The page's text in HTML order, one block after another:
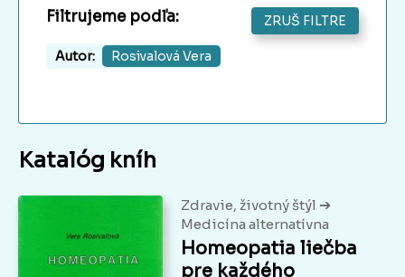
Filtrujeme podľa: ZRUŠ FILTRE
Autor: Rosivalová Vera
Katalóg kníh
Zdravie, životný štýl ➔
Medicína alternatívna
Homeopatia liečba
pre každého